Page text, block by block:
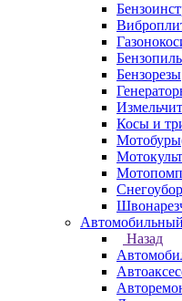
Бензорезы
Косы и
Назад